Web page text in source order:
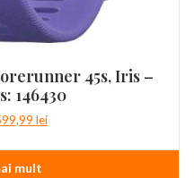
45s, Iris –
146430
leiPrețul
este:
mult